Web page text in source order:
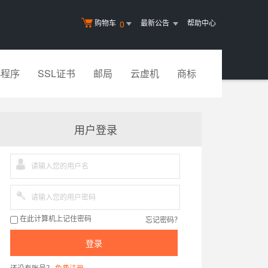
购物车 0 最新公告 帮助中心
序 SSL证书 邮局 云虚机 商标
用户登录
在此计算机上记住密码 忘记密码？
登录